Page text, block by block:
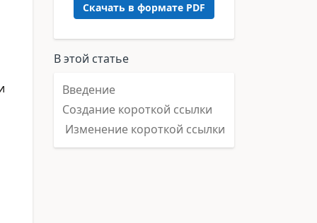
Скачать в формате PDF
В этой статье
Введение
Создание короткой ссылки
Изменение короткой ссылки